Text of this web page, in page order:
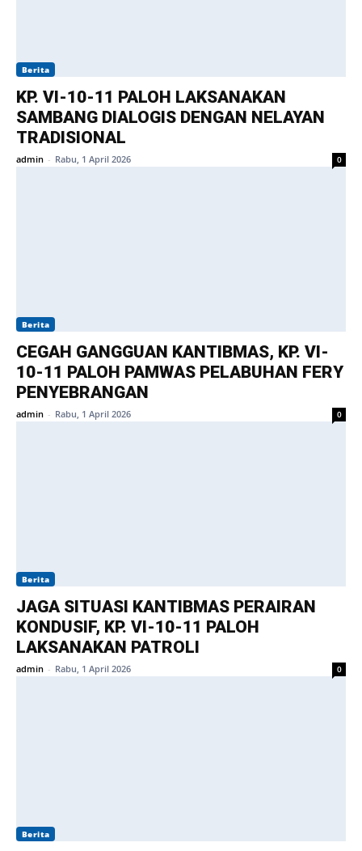
Berita
KP. VI-10-11 PALOH LAKSANAKAN
SAMBANG DIALOGIS DENGAN NELAYAN
TRADISIONAL
admin - Rabu, 1 April 2026 0
Berita
CEGAH GANGGUAN KANTIBMAS, KP. VI-
10-11 PALOH PAMWAS PELABUHAN FERY
PENYEBRANGAN
admin - Rabu, 1 April 2026 0
Berita
JAGA SITUASI KANTIBMAS PERAIRAN
KONDUSIF, KP. VI-10-11 PALOH
LAKSANAKAN PATROLI
admin - Rabu, 1 April 2026 0
Berita